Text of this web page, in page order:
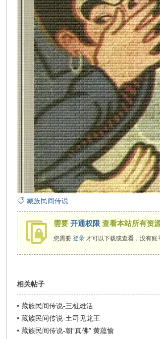
藏族民间传说
需要开通权限 查看本站所有资
您需要登录 才可以下载或查看，没有账
相关帖子
•藏族民间传说-三桩难活
•藏族民间传说-土司见龙王
•藏族民间传说-朝“真佛” 黄藴愉